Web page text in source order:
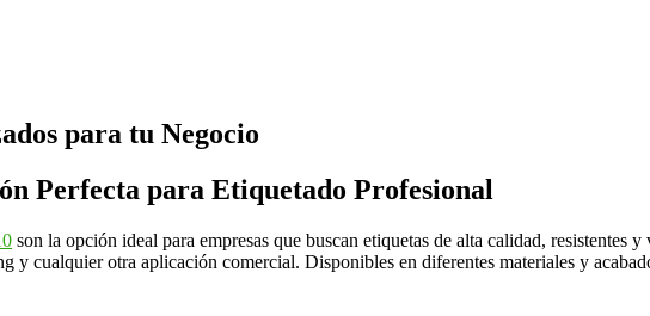
para tu Negocio
Perfecta para Etiquetado Profesional
son la opción ideal para empresas que buscan etiquetas de alta calidad, resistentes
y cualquier otra aplicación comercial. Disponibles en diferentes materiales y